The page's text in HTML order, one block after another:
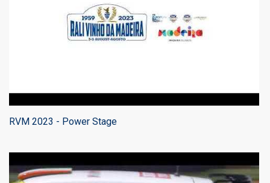
RVM 2023 - Power Stage